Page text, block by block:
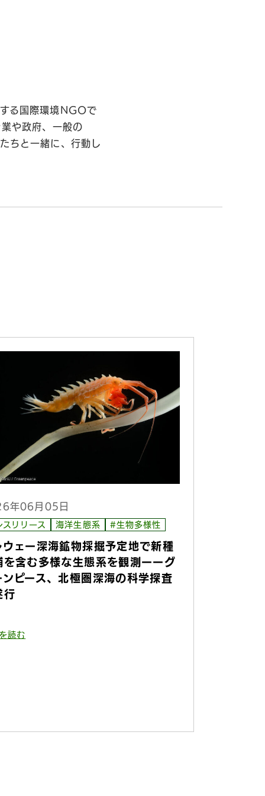
る国際環境NGOで
や政府、一般の
ちと一緒に、行動し
年06月05日
スリリース 海洋生態系 #生物多様性
ウェー深海鉱物採掘予定地で新種
を含む多様な生態系を観測ーーグ
ンピース、北極圏深海の科学探査
行
読む